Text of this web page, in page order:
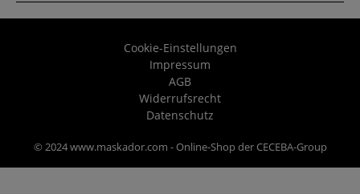
Cookie-Einstellungen
Impressum
AGB
Widerrufsrecht
Datenschutz
© 2024 www.maskador.com - Online-Shop der CECEBA-Group